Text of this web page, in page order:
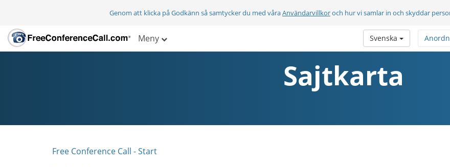
Genom att klicka på Godkänn så samtycker du med våraAnvändarvillkoroch hur vi samlar in och skyddar
Meny Svenska
Sajtkarta
Free Conference Call - Start